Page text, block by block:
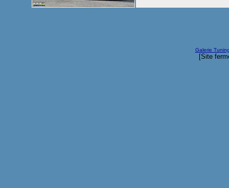
Galerie
[Site